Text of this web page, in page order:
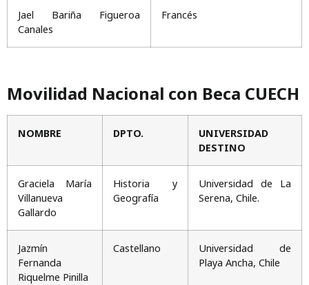
Jael Bariña Figueroa
Canales
Francés
Movilidad Nacional con Beca CUECH
NOMBRE DPTO.
UNIVERSIDAD
DESTINO
Graciela María
Villanueva
Gallardo
Historia y
Geografía
Universidad de La
Serena, Chile.
Jazmín
Fernanda
Riquelme Pinilla
Castellano
Universidad de
Playa Ancha, Chile